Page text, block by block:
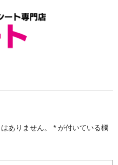
ありません。
* が付いている欄